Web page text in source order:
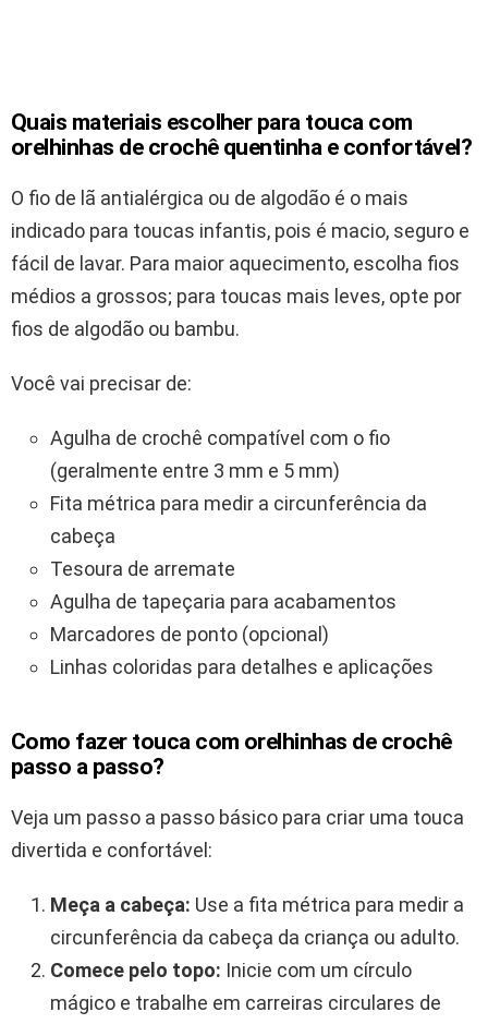
Quais materiais escolher para touca com
orelhinhas de crochê quentinha e confortável?
O fio de lã antialérgica ou de algodão é o mais
indicado para toucas infantis, pois é macio, seguro e
fácil de lavar. Para maior aquecimento, escolha fios
médios a grossos; para toucas mais leves, opte por
fios de algodão ou bambu.
Você vai precisar de:
Agulha de crochê compatível com o fio
(geralmente entre 3 mm e 5 mm)
Fita métrica para medir a circunferência da
cabeça
Tesoura de arremate
Agulha de tapeçaria para acabamentos
Marcadores de ponto (opcional)
Linhas coloridas para detalhes e aplicações
Como fazer touca com orelhinhas de crochê
passo a passo?
Veja um passo a passo básico para criar uma touca
divertida e confortável:
Meça a cabeça: Use a fita métrica para medir a
circunferência da cabeça da criança ou adulto.
Comece pelo topo: Inicie com um círculo
mágico e trabalhe em carreiras circulares de